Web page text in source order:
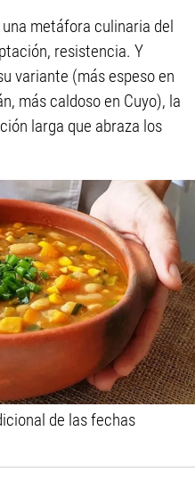
metáfora culinaria del
resistencia. Y
variante (más espeso en
más caldoso en Cuyo), la
larga que abraza los
de las fechas